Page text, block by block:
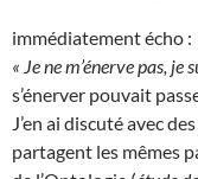
immédiatement écho :
« Je ne m’énerve pas, je
s’énerver pouvait
J’en ai discuté avec
partagent les mêmes